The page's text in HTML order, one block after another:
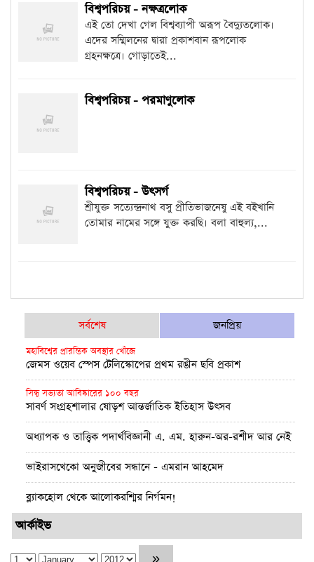
বিশ্বপরিচয় - নক্ষত্রলোক
এই তো দেখা গেল বিশ্বব্যাপী অরূপ বৈদ্যুতলোক।
এদের সম্মিলনের দ্বারা প্রকাশবান রূপলোক
গ্রহনক্ষত্রে। গোড়াতেই...
বিশ্বপরিচয় - পরমাণুলোক
বিশ্বপরিচয় - উৎসর্গ
শ্রীযুক্ত সত্যেন্দ্রনাথ বসু প্রীতিভাজনেষু এই বইখানি
তোমার নামের সঙ্গে যুক্ত করছি। বলা বাহুল্য,...
সর্বশেষ জনপ্রিয়
মহাবিশ্বের প্রারম্ভিক অবস্থার খোঁজে
জেমস ওয়েব স্পেস টেলিস্কোপের প্রথম রঙীন ছবি প্রকাশ
সিন্ধু সভ্যতা আবিষ্কারের ১০০ বছর
সাবর্ণ সংগ্রহশালার ষোড়শ আন্তর্জাতিক ইতিহাস উৎসব
অধ্যাপক ও তাত্ত্বিক পদার্থবিজ্ঞানী এ. এম. হারুন-অর-রশীদ আর নেই
ভাইরাসখেকো অনুজীবের সন্ধানে - এমরান আহমেদ
ব্ল্যাকহোল থেকে আলোকরশ্মির নির্গমন!
পূর্ণতা মিলল আইনস্টাইনের সাধারণ আপেক্ষিকতা তত্ত্বের
উচ্চমাত্রায় অক্সিজেন সহায়তায় বুয়েটের উদ্ভাবন: অক্সিজেট
আর্কাইভ